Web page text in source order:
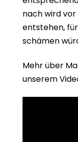
nach wird
entstehen,
schämen
Mehr über
unserem